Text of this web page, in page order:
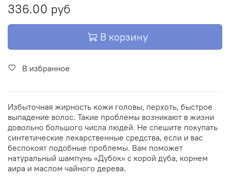
336.00 руб
В корзину
В избранное
Избыточная жирность кожи головы, перхоть, быстрое
выпадение волос. Такие проблемы возникают в жизни
довольно большого числа людей. Не спешите покупать
синтетические лекарственные средства, если и вас
беспокоят подобные проблемы. Вам поможет
натуральный шампунь «Дубок» с корой дуба, корнем
аира и маслом чайного дерева.